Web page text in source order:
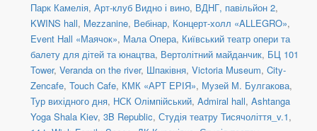
Парк Камелія, Арт-клуб Видно і вино, ВДНГ, павільйон 2,
KWINS hall, Mezzanine, Вебінар, Концерт-холл «ALLEGRO»,
Event Hall «Маячок», Мала Опера, Київський театр опери та
балету для дітей та юнацтва, Вертолітний майданчик, БЦ 101
Tower, Veranda on the river, Шпаківня, Victoria Museum, City-
Zencafe, Touch Cafe, КМК «АРТ ЕРІЯ», Музей М. Булгакова,
Тур вихідного дня, НСК Олімпійський, Admiral hall, Ashtanga
Yoga Shala Kiev, 3B Republic, Студія театру Тисячоліття_v.1,